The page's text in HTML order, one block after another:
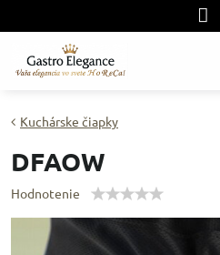
Kuchárske čiapky
DFAOW
Hodnotenie